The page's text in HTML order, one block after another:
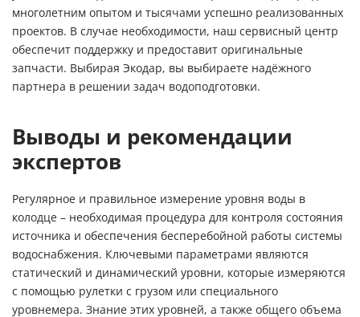
многолетним опытом и тысячами успешно реализованных
проектов. В случае необходимости, наш сервисный центр
обеспечит поддержку и предоставит оригинальные
запчасти. Выбирая Экодар, вы выбираете надёжного
партнера в решении задач водоподготовки.
Выводы и рекомендации
экспертов
Регулярное и правильное измерение уровня воды в
колодце – необходимая процедура для контроля состояния
источника и обеспечения бесперебойной работы системы
водоснабжения. Ключевыми параметрами являются
статический и динамический уровни, которые измеряются
с помощью рулетки с грузом или специального
уровнемера. Знание этих уровней, а также общего объема